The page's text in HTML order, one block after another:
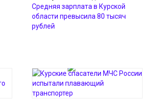
Средняя зарплата в Курской
области превысила 80 тысяч
рублей